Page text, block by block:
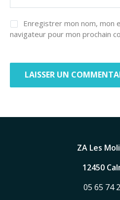
Enregistrer mon nom, mon
navigateur pour mon prochain
ZA Les
12450
05 65 74